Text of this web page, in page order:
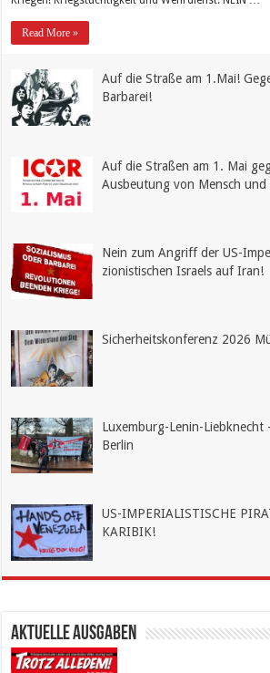
Read More »
Auf die Straße am 1.Mai!
Barbarei!
Auf die Straßen am 1. Mai
Ausbeutung von Mensch und
Nein zum Angriff der US-
zionistischen Israels auf Iran!
Sicherheitskonferenz 2026
Luxemburg-Lenin-Liebknecht
Berlin
US-IMPERIALISTISCHE
KARIBIK!
Aktuelle Ausgaben